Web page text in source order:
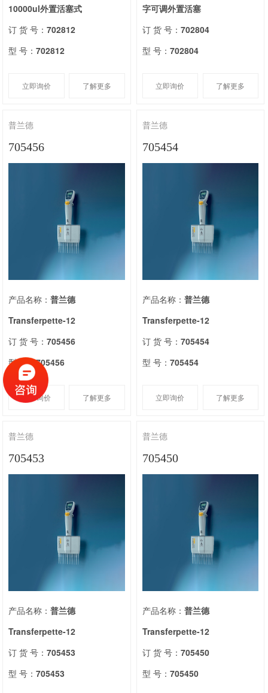
10000ul外置活塞式
订 货 号：702812
型 号：702812
立即询价 了解更多
字可调外置活塞
订 货 号： 702804
型 号： 702804
立即询价 了解更多
普兰德
705456
产品名称：普兰德
Transferpette-12
订 货 号：705456
型 号：705456
立即询价 了解更多
普兰德
705454
产品名称： 普兰德
Transferpette-12
订 货 号： 705454
型 号： 705454
立即询价 了解更多
普兰德
705453
产品名称：普兰德
Transferpette-12
订 货 号：705453
型 号：705453
普兰德
705450
产品名称： 普兰德
Transferpette-12
订 货 号： 705450
型 号： 705450